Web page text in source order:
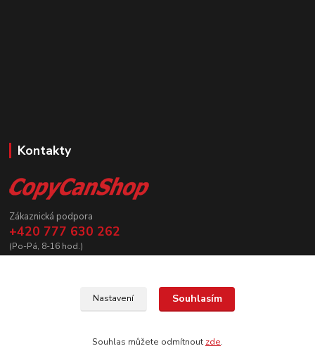
Kontakty
Zákaznická podpora
+420 777 630 262
(Po-Pá, 8-16 hod.)
Nastavení Souhlasím
Souhlas můžete odmítnout zde.